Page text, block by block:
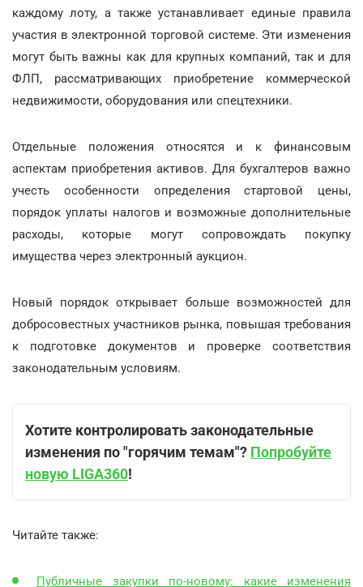
каждому лоту, а также устанавливает единые правила
участия в электронной торговой системе. Эти изменения
могут быть важны как для крупных компаний, так и для
ФЛП, рассматривающих приобретение коммерческой
недвижимости, оборудования или спецтехники.
Отдельные положения относятся и к финансовым
аспектам приобретения активов. Для бухгалтеров важно
учесть особенности определения стартовой цены,
порядок уплаты налогов и возможные дополнительные
расходы, которые могут сопровождать покупку
имущества через электронный аукцион.
Новый порядок открывает больше возможностей для
добросовестных участников рынка, повышая требования
к подготовке документов и проверке соответствия
законодательным условиям.
Хотите контролировать законодательные
изменения по "горячим темам"? Попробуйте
новую LIGA360!
Читайте также:
Публичные закупки по-новому: какие изменения